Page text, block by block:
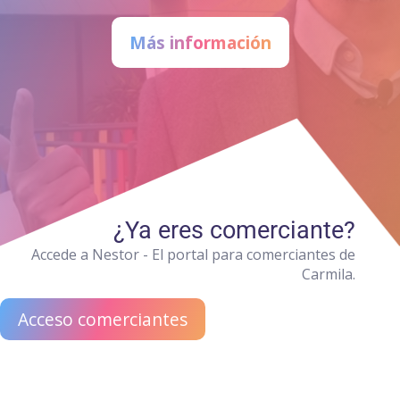
Más información
¿Ya eres comerciante?
Accede a Nestor - El portal para comerciantes de
Carmila.
Acceso comerciantes